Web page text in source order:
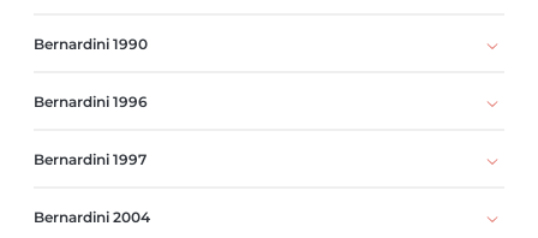
Bernardini 1990
Bernardini 1996
Bernardini 1997
Bernardini 2004